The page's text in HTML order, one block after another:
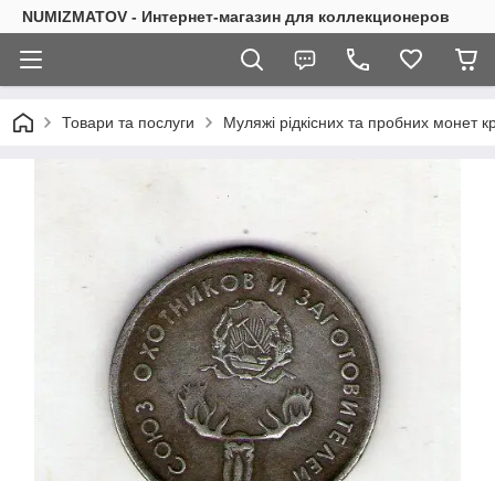
NUMIZMATOV - Интернет-магазин для коллекционеров
Товари та послуги Муляжі рідкісних та пробних монет